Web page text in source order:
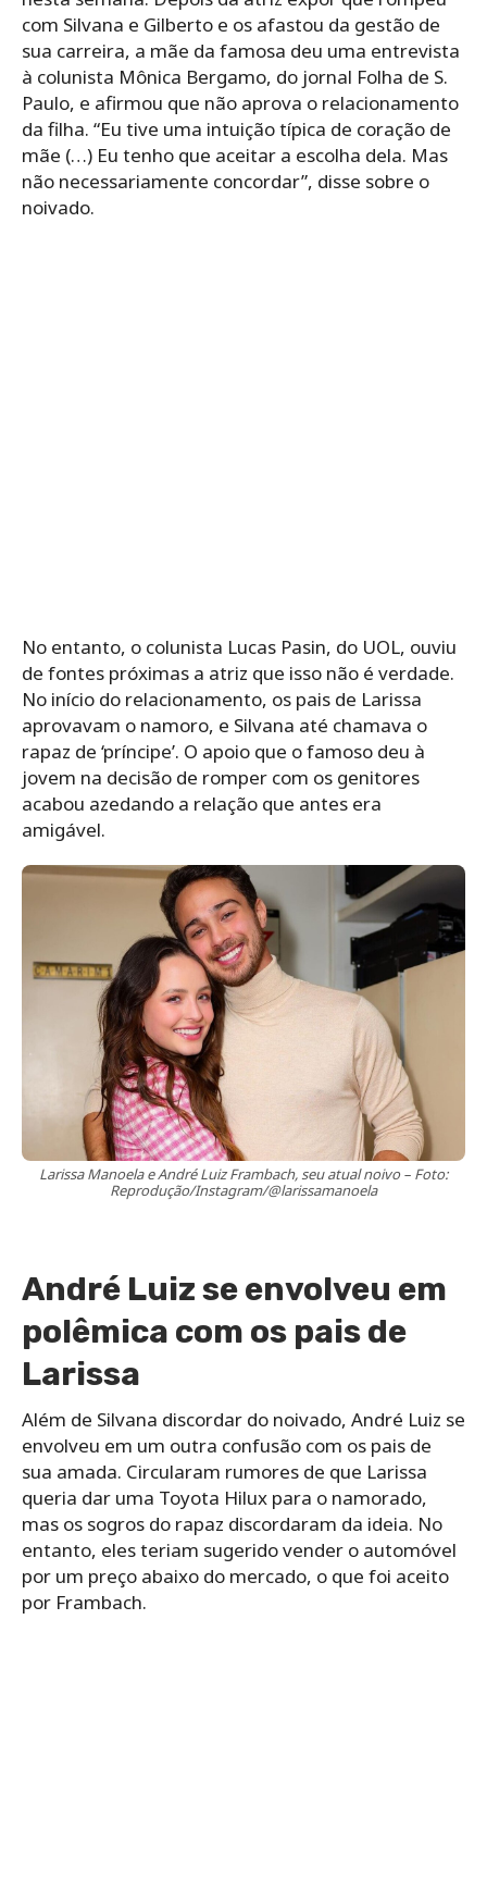
com Silvana e Gilberto e os afastou da gestão de
sua carreira, a mãe da famosa deu uma entrevista
à colunista Mônica Bergamo, do jornal Folha de S.
Paulo, e afirmou que não aprova o relacionamento
da filha. “Eu tive uma intuição típica de coração de
mãe (…) Eu tenho que aceitar a escolha dela. Mas
não necessariamente concordar”, disse sobre o
noivado.
No entanto, o colunista Lucas Pasin, do UOL, ouviu
de fontes próximas a atriz que isso não é verdade.
No início do relacionamento, os pais de Larissa
aprovavam o namoro, e Silvana até chamava o
rapaz de ‘príncipe’. O apoio que o famoso deu à
jovem na decisão de romper com os genitores
acabou azedando a relação que antes era
amigável.
Larissa Manoela e André Luiz Frambach, seu atual noivo – Foto:
Reprodução/Instagram/@larissamanoela
André Luiz se envolveu em
polêmica com os pais de
Larissa
Além de Silvana discordar do noivado, André Luiz se
envolveu em um outra confusão com os pais de
sua amada. Circularam rumores de que Larissa
queria dar uma Toyota Hilux para o namorado,
mas os sogros do rapaz discordaram da ideia. No
entanto, eles teriam sugerido vender o automóvel
por um preço abaixo do mercado, o que foi aceito
por Frambach.